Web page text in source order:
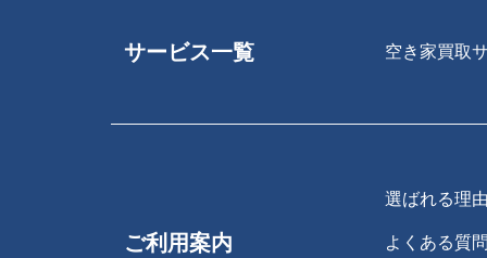
サービス一覧 空き家買取
ご利用案内
選ばれる理
よくある質